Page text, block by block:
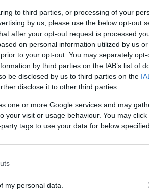
to third parties, or processing of your
by us, please use the below opt-out
after your opt-out request is processed
on personal information utilized by us
to your opt-out. You may separately
by third parties on the IAB’s list of
be disclosed by us to third parties on the
disclose it to other third parties.
one or more Google services and may
your visit or usage behaviour. You may
tags to use your data for below
my personal data.
τα “Voice” ταιριάζει ένας
Voice
Bruni ποζάρουν για τον